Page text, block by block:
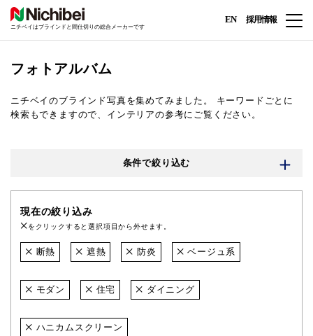
ニチベイはブラインドと間仕切りの総合メーカーです
EN 採用情報
フォトアルバム
ニチベイのブラインド写真を集めてみました。
キーワードごとに
検索もできますので、インテリアの参考にご覧ください。
条件で絞り込む
現在の絞り込み
をクリックすると選択項目から外せます。
断熱 遮熱 防炎 ベージュ系
モダン 住宅 ダイニング
ハニカムスクリーン